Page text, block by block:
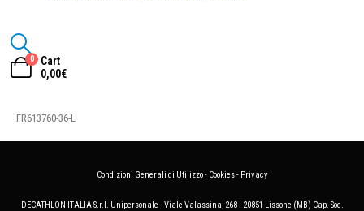
0
Cart
0,00€
FR613760-36-L
Condizioni Generali di Utilizzo- Cookies- Privacy
DECATHLON ITALIA S.r.l. Unipersonale - Viale Valassina, 268 - 20851 Lissone (MB) Cap. Soc.